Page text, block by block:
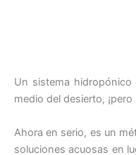
Un sistema
medio del desierto, ¡pero
Ahora en serio, es un
soluciones acuosas en